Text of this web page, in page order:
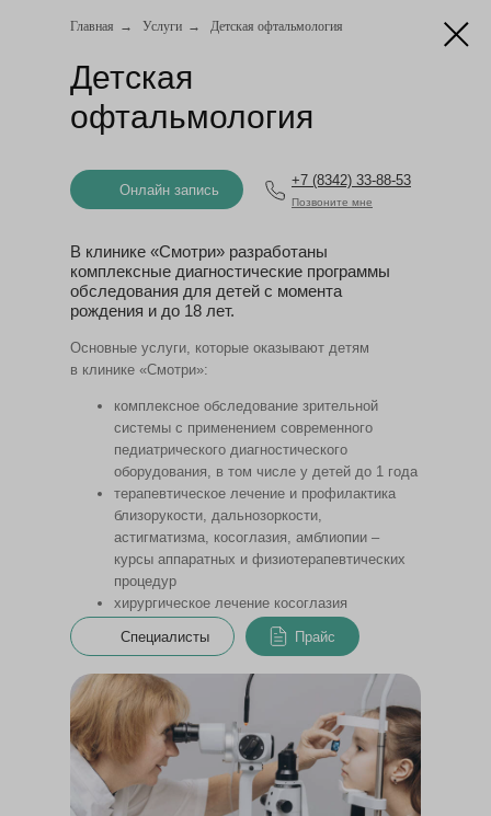
Главная → Услуги → Детская офтальмология
Детская
офтальмология
Онлайн запись
Позвоните мне
+7 (8342) 33-88-53
В клинике «Смотри» разработаны
комплексные диагностические программы
обследования для детей с момента
рождения и до 18 лет.
Основные услуги, которые оказывают детям
в клинике «Смотри»:
комплексное обследование зрительной
системы с применением современного
педиатрического диагностического
оборудования, в том числе у детей до 1 года
терапевтическое лечение и профилактика
близорукости, дальнозоркости,
астигматизма, косоглазия, амблиопии –
курсы аппаратных и физиотерапевтических
процедур
хирургическое лечение косоглазия
ортокератология
Прайс
Специалисты